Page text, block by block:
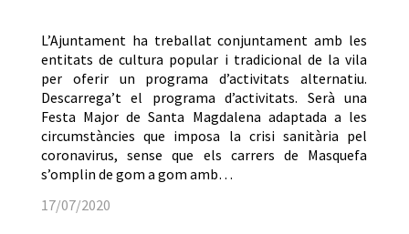
L’Ajuntament ha treballat conjuntament amb les
entitats de cultura popular i tradicional de la vila
per oferir un programa d’activitats alternatiu.
Descarrega’t el programa d’activitats. Serà una
Festa Major de Santa Magdalena adaptada a les
circumstàncies que imposa la crisi sanitària pel
coronavirus, sense que els carrers de Masquefa
s’omplin de gom a gom amb…
17/07/2020